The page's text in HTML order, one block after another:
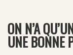
ON N’A
UNE BONNE